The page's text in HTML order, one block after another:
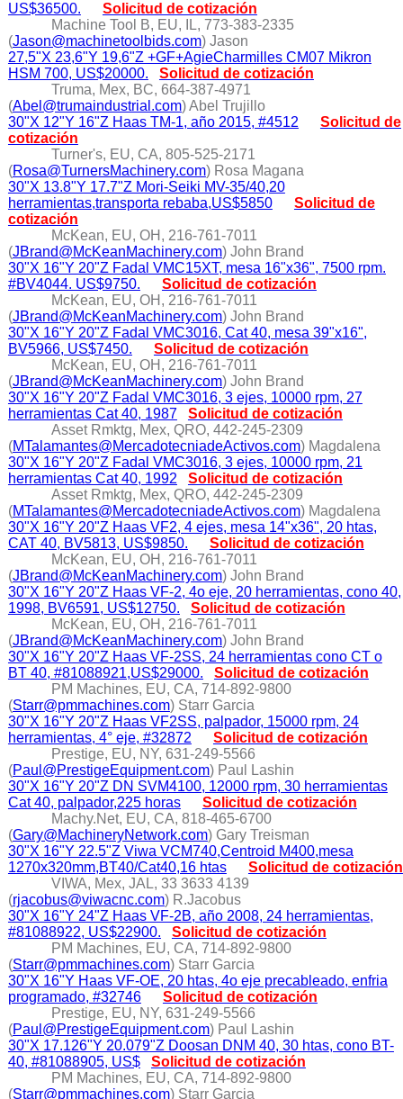
US$36500.
Solicitud de cotización
Machine Tool B, EU, IL, 773-383-2335
(Jason@machinetoolbids.com) Jason
27,5"X 23,6"Y 19,6"Z +GF+AgieCharmilles CM07 Mikron
HSM 700, US$20000.
Solicitud de cotización
Truma, Mex, BC, 664-387-4971
(Abel@trumaindustrial.com) Abel Trujillo
30"X 12"Y 16"Z Haas TM-1, año 2015, #4512
Solicitud de
cotización
Turner's, EU, CA, 805-525-2171
(Rosa@TurnersMachinery.com) Rosa Magana
30"X 13.8"Y 17.7"Z Mori-Seiki MV-35/40,20
herramientas,transporta rebaba,US$5850
Solicitud de
cotización
McKean, EU, OH, 216-761-7011
(JBrand@McKeanMachinery.com) John Brand
30"X 16"Y 20"Z Fadal VMC15XT, mesa 16"x36", 7500 rpm.
#BV4044. US$9750.
Solicitud de cotización
McKean, EU, OH, 216-761-7011
(JBrand@McKeanMachinery.com) John Brand
30"X 16"Y 20"Z Fadal VMC3016, Cat 40, mesa 39"x16",
BV5966, US$7450.
Solicitud de cotización
McKean, EU, OH, 216-761-7011
(JBrand@McKeanMachinery.com) John Brand
30"X 16"Y 20"Z Fadal VMC3016, 3 ejes, 10000 rpm, 27
herramientas Cat 40, 1987
Solicitud de cotización
Asset Rmktg, Mex, QRO, 442-245-2309
(MTalamantes@MercadotecniadeActivos.com) Magdalena
30"X 16"Y 20"Z Fadal VMC3016, 3 ejes, 10000 rpm, 21
herramientas Cat 40, 1992
Solicitud de cotización
Asset Rmktg, Mex, QRO, 442-245-2309
(MTalamantes@MercadotecniadeActivos.com) Magdalena
30"X 16"Y 20"Z Haas VF2, 4 ejes, mesa 14"x36", 20 htas,
CAT 40, BV5813, US$9850.
Solicitud de cotización
McKean, EU, OH, 216-761-7011
(JBrand@McKeanMachinery.com) John Brand
30"X 16"Y 20"Z Haas VF-2, 4o eje, 20 herramientas, cono 40,
1998, BV6591, US$12750.
Solicitud de cotización
McKean, EU, OH, 216-761-7011
(JBrand@McKeanMachinery.com) John Brand
30"X 16"Y 20"Z Haas VF-2SS, 24 herramientas cono CT o
BT 40, #81088921,US$29000.
Solicitud de cotización
PM Machines, EU, CA, 714-892-9800
(Starr@pmmachines.com) Starr Garcia
30"X 16"Y 20"Z Haas VF2SS, palpador, 15000 rpm, 24
herramientas, 4° eje, #32872
Solicitud de cotización
Prestige, EU, NY, 631-249-5566
(Paul@PrestigeEquipment.com) Paul Lashin
30"X 16"Y 20"Z DN SVM4100, 12000 rpm, 30 herramientas
Cat 40, palpador,225 horas
Solicitud de cotización
Machy.Net, EU, CA, 818-465-6700
(Gary@MachineryNetwork.com) Gary Treisman
30"X 16"Y 22.5"Z Viwa VCM740,Centroid M400,mesa
1270x320mm,BT40/Cat40,16 htas
Solicitud de cotización
VIWA, Mex, JAL, 33 3633 4139
(rjacobus@viwacnc.com) R.Jacobus
30"X 16"Y 24"Z Haas VF-2B, año 2008, 24 herramientas,
#81088922, US$22900.
Solicitud de cotización
PM Machines, EU, CA, 714-892-9800
(Starr@pmmachines.com) Starr Garcia
30"X 16"Y Haas VF-OE, 20 htas, 4o eje precableado, enfria
programado, #32746
Solicitud de cotización
Prestige, EU, NY, 631-249-5566
(Paul@PrestigeEquipment.com) Paul Lashin
30"X 17.126"Y 20.079"Z Doosan DNM 40, 30 htas, cono BT-
40, #81088905, US$
Solicitud de cotización
PM Machines, EU, CA, 714-892-9800
(Starr@pmmachines.com) Starr Garcia